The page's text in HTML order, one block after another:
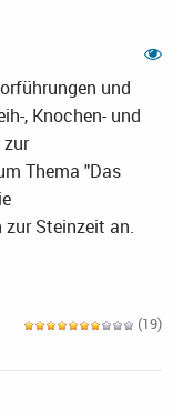
und
, Knochen- und
zur
Thema "Das
Steinzeit an.
(19)